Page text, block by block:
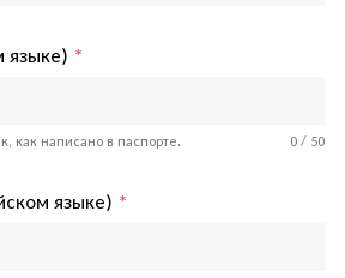
языке) *
как написано в паспорте. 0 / 50
языке) *